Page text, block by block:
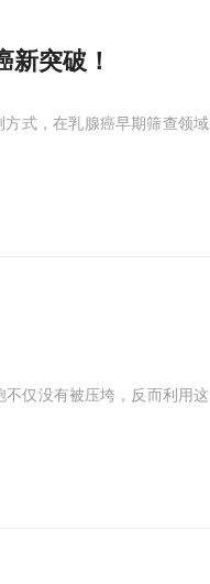
新突破！
式，在乳腺癌早期筛查领域
仅没有被压垮，反而利用这